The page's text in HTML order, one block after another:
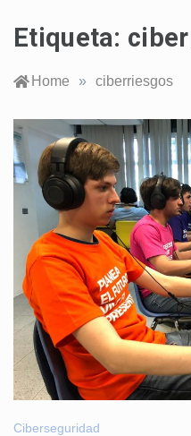
Etiqueta:
Home » ciberriesgos
Ciberseguridad